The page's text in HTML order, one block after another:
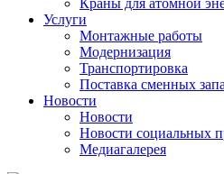
Услуги
Монтажные работы
Модернизация
Транспортировка
Поставка сменных
Новости
Новости
Новости социальных
Медиагалерея